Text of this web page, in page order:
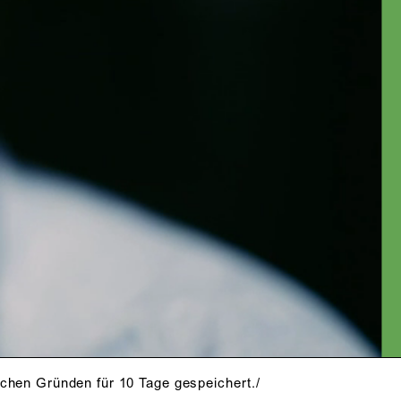
Gründen für 10 Tage gespeichert./
ALLES,
IN EINE
GEFÜHL.